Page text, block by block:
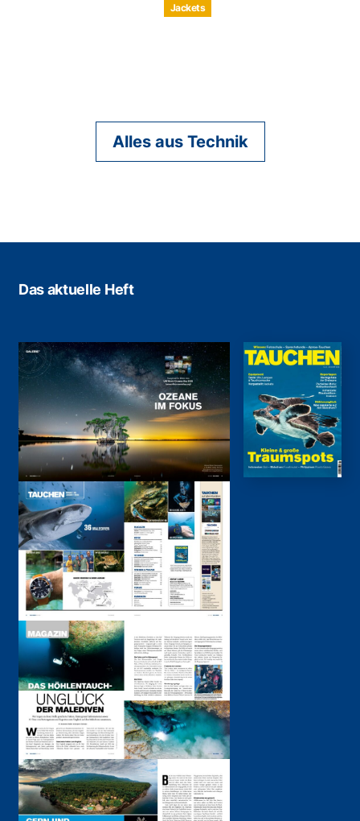
Jackets
Alles aus Technik
Das aktuelle Heft